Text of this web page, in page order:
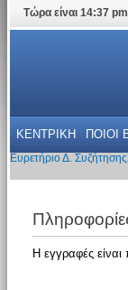
Τώρα είναι 14:37
ΚΕΝΤΡΙΚΗ ΠΟΙΟΙ
Ευρετήριο Δ. Συζήτησης
Η εγγραφές